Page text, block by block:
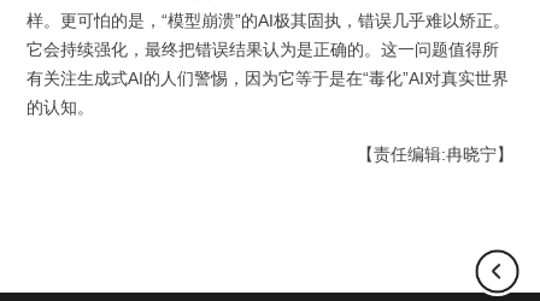
样。更可怕的是，“模型崩溃”的AI极其固执，错误几乎难以矫正。
它会持续强化，最终把错误结果认为是正确的。这一问题值得所
有关注生成式AI的人们警惕，因为它等于是在“毒化”AI对真实世界
的认知。
【责任编辑:冉晓宁】